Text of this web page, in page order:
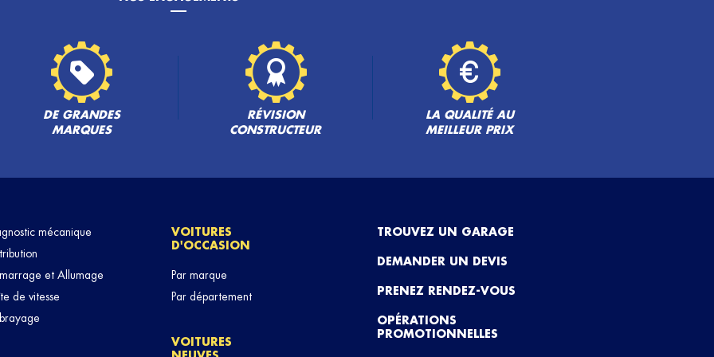
DE GRANDES
MARQUES
RÉVISION
CONSTRUCTEUR
LA QUALITÉ AU
MEILLEUR PRIX
mécanique
et Allumage
de vitesse
VOITURES
D'OCCASION
Par marque
Par département
VOITURES
TROUVEZ UN GARAGE
DEMANDER UN DEVIS
PRENEZ RENDEZ-VOUS
OPÉRATIONS
PROMOTIONNELLES